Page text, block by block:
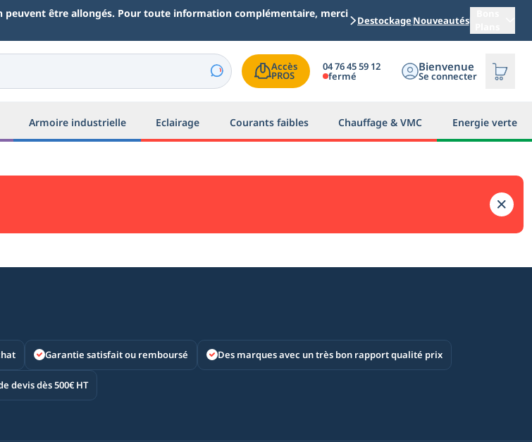
peuvent être allongés. Pour toute information complémentaire, merci
DestockageNouveautés
Accès
PROS
04 76 45 59 12
fermé
Bienvenue
Se connecter
Armoire industrielle Eclairage Courants faibles Chauffage & VMC Energie verte
Garantie satisfait ou remboursé Des marques avec un très bon rapport qualité prix
devis dès 500€ HT